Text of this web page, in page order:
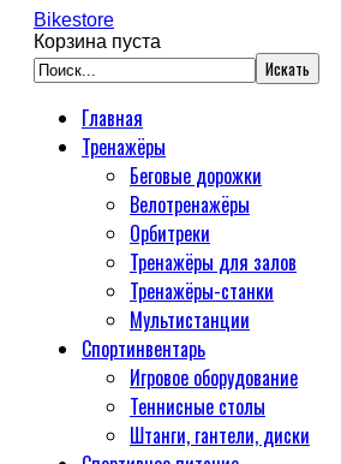
Bikestore
Корзина пуста
Главная
Тренажёры
Беговые дорожки
Велотренажёры
Орбитреки
Тренажёры для залов
Тренажёры-станки
Мультистанции
Спортинвентарь
Игровое оборудование
Теннисные столы
Штанги, гантели, диски